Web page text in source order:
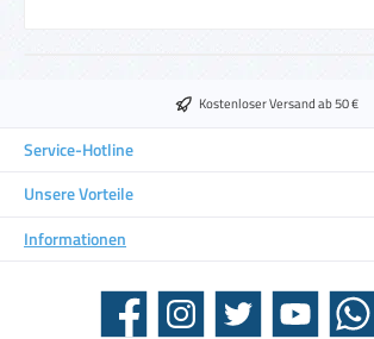
Kostenloser Versand ab 50 €
Service-Hotline
Unsere Vorteile
Informationen
Facebook Instagram Twitter YouTube WhatsApp